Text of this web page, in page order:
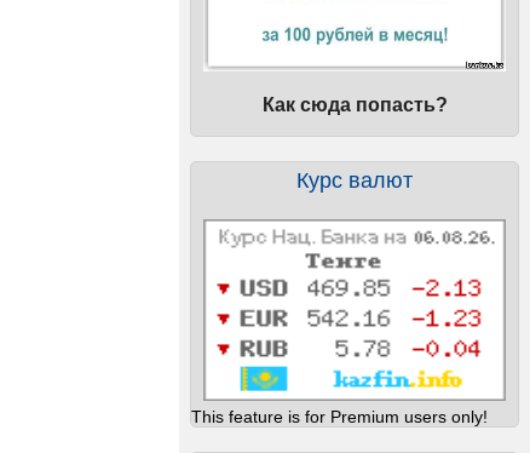
Как сюда попасть?
Курс валют
This feature is for Premium users only!